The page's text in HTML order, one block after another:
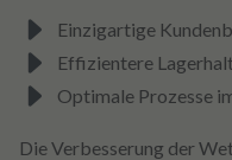
Einzigartige
Effizientere
Optimale Prozesse
Die Verbesserung der